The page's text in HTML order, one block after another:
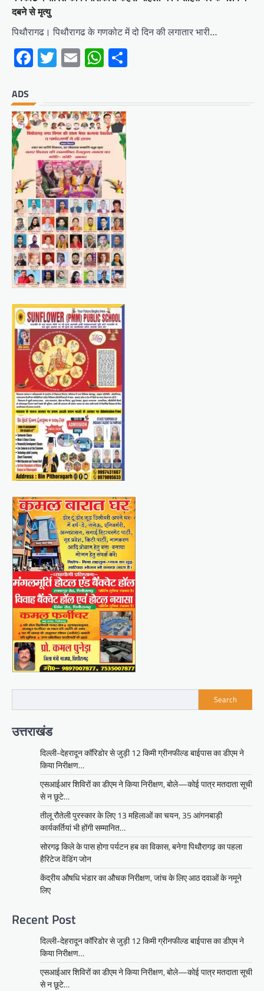
दबने से मृत्यु
पिथौरागढ। पिथौरागढ के गणकोट में दो दिन की लगातार भारी…
Facebook
Twitter
EmailWhatsApp
ADS
Search
उत्तराखंड
दिल्ली-देहरादून कॉरिडोर से जुड़ी 12 किमी ग्रीनफील्ड बाईपास का डीएम ने
किया निरीक्षण…
एसआईआर शिविरों का डीएम ने किया निरीक्षण, बोले—कोई पात्र मतदाता सूची
से न छूटे…
तीलू रौतेली पुरस्कार के लिए 13 महिलाओं का चयन, 35 आंगनबाड़ी
कार्यकर्तियां भी होंगी सम्मानित…
सोरगढ़ किले के पास होगा पर्यटन हब का विकास, बनेगा पिथौरागढ़ का पहला
हैरिटेज वेंडिंग जोन
केंद्रीय औषधि भंडार का औचक निरीक्षण, जांच के लिए आठ दवाओं के नमूने
लिए
Recent Post
दिल्ली-देहरादून कॉरिडोर से जुड़ी 12 किमी ग्रीनफील्ड बाईपास का डीएम ने
किया निरीक्षण…
एसआईआर शिविरों का डीएम ने किया निरीक्षण, बोले—कोई पात्र मतदाता सूची
से न छूटे…